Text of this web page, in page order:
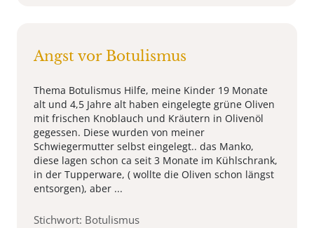
Angst vor Botulismus
Thema Botulismus Hilfe, meine Kinder 19 Monate
alt und 4,5 Jahre alt haben eingelegte grüne Oliven
mit frischen Knoblauch und Kräutern in Olivenöl
gegessen. Diese wurden von meiner
Schwiegermutter selbst eingelegt.. das Manko,
diese lagen schon ca seit 3 Monate im Kühlschrank,
in der Tupperware, ( wollte die Oliven schon längst
entsorgen), aber ...
Stichwort: Botulismus